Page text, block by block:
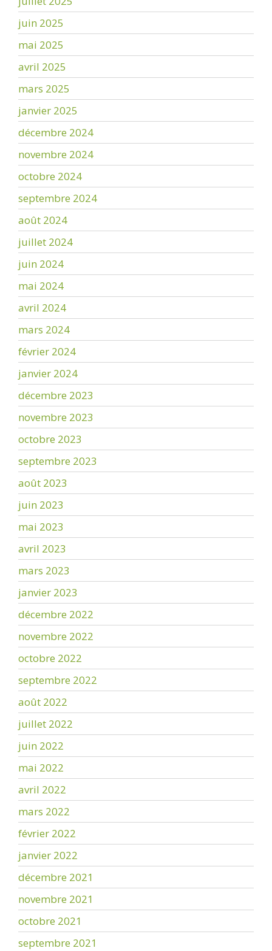
juin 2025
mai 2025
avril 2025
mars 2025
janvier 2025
décembre 2024
novembre 2024
octobre 2024
septembre 2024
août 2024
juillet 2024
juin 2024
mai 2024
avril 2024
mars 2024
février 2024
janvier 2024
décembre 2023
novembre 2023
octobre 2023
septembre 2023
août 2023
juin 2023
mai 2023
avril 2023
mars 2023
janvier 2023
décembre 2022
novembre 2022
octobre 2022
septembre 2022
août 2022
juillet 2022
juin 2022
mai 2022
avril 2022
mars 2022
février 2022
janvier 2022
décembre 2021
novembre 2021
octobre 2021
septembre 2021